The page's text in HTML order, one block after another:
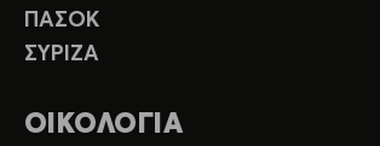
ΠΑΣΟΚ
ΣΥΡΙΖΑ
ΟΙΚΟΛΟΓΙΑ